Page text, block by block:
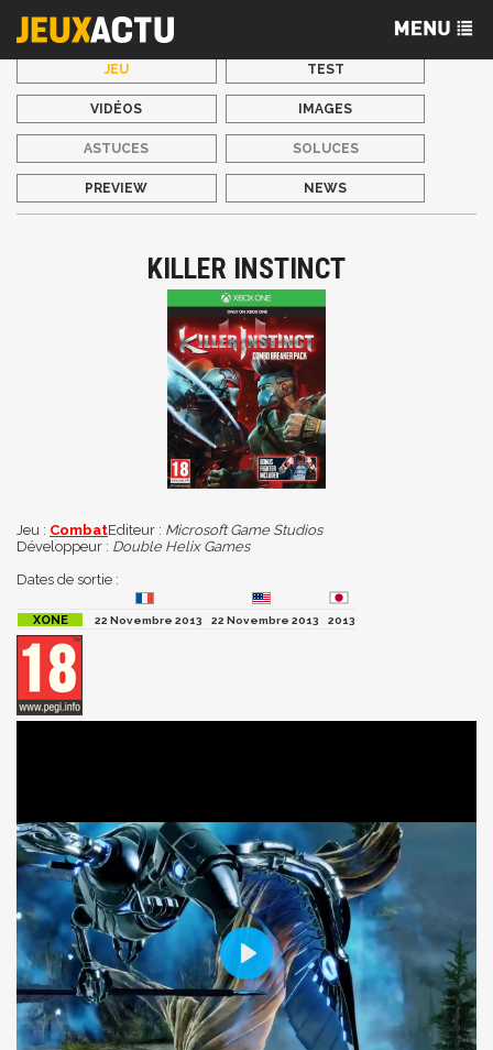
JEU TEST
VIDÉOS IMAGES
ASTUCES SOLUCES
PREVIEW NEWS
KILLER INSTINCT
Jeu : CombatEditeur : Microsoft Game Studios
Développeur : Double Helix Games
Dates de sortie :
22 Novembre 2013 22 Novembre 2013 2013